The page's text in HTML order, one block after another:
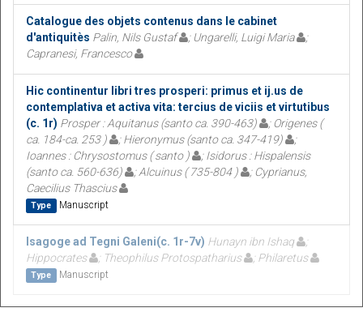
Catalogue des objets contenus dans le cabinet
d'antiquitès Palin, Nils Gustaf ; Ungarelli, Luigi Maria
;
Capranesi, Francesco
Hic continentur libri tres prosperi: primus et ij.us de
contemplativa et activa vita: tercius de viciis et virtutibus
(c. 1r) Prosper : Aquitanus (santo ca. 390-463)
; Origenes (
ca. 184-ca. 253 )
; Hieronymus (santo ca. 347-419)
;
Ioannes : Chrysostomus ( santo )
; Isidorus : Hispalensis
(santo ca. 560-636)
; Alcuinus ( 735-804 )
; Cyprianus,
Caecilius Thascius
Type Manuscript
Isagoge ad Tegni Galeni(c. 1r-7v) Hunayn ibn Ishaq
Hippocrates
; Theophilus Protospatharius ; Philaretus
Type Manuscript